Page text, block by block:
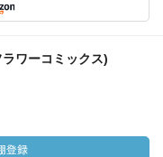
ワーコミックス)